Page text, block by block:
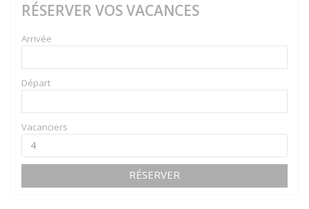
RÉSERVER VOS VACANCES
Arrivée
Départ
Vacanciers
RÉSERVER